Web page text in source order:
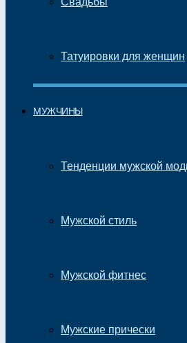
Татуировки для женщин
МУЖЧИНЫ
Тенденции мужской
Мужской стиль
Мужской фитнес
Мужские прически